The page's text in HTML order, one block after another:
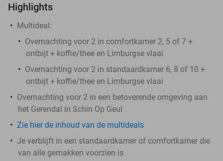
Highlights
Multideal:
Overnachting voor 2 in comfortkamer 2, 5 of 7 +
ontbijt + koffie/thee en Limburgse vlaai
Overnachting voor 2 in standaardkamer 6, 8 of 10 +
ontbijt + koffie/thee en Limburgse vlaai
Overnachting voor 2 in een betoverende omgeving aan
het Gerendal in Schin Op Geul
Zie hier de inhoud van de multideals
Je verblijft in een standaardkamer of comfortkamer die
van alle gemakken voorzien is